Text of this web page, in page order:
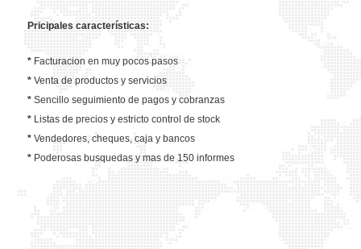
Pricipales características:
* Facturacion en muy pocos pasos
* Venta de productos y servicios
* Sencillo seguimiento de pagos y cobranzas
* Listas de precios y estricto control de stock
* Vendedores, cheques, caja y bancos
* Poderosas busquedas y mas de 150 informes